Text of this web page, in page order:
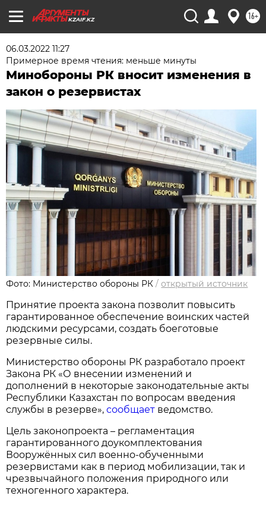
KZAIF.KZ 16+
06.03.2022 11:27
Примерное время чтения: меньше минуты
Минобороны РК вносит изменения в
закон о резервистах
Фото: Министерство обороны РК /открытый источник
Принятие проекта закона позволит повысить
гарантированное обеспечение воинских частей
людскими ресурсами, создать боеготовые
резервные силы.
Министерство обороны РК разработало проект
Закона РК «О внесении изменений и
дополнений в некоторые законодательные акты
Республики Казахстан по вопросам введения
службы в резерве»,сообщает ведомство.
Цель законопроекта – регламентация
гарантированного доукомплектования
Вооружённых сил военно-обученными
резервистами как в период мобилизации, так и
чрезвычайного положения природного или
техногенного характера.